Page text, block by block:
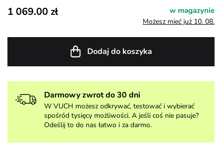
1 069.00 zł w magazynie
Możesz mieć już 10. 08.
Dodaj do koszyka
Darmowy zwrot do 30 dni
W VUCH możesz odkrywać, testować i wybierać
spośród tysięcy możliwości. A jeśli coś nie pasuje?
Odeślij to do nas łatwo i za darmo.